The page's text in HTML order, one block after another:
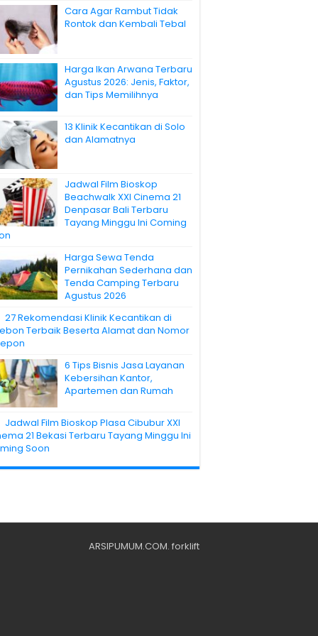
Cara Agar Rambut Tidak
Rontok dan Kembali Tebal
Harga Ikan Arwana Terbaru
Agustus 2026: Jenis, Faktor,
dan Tips Memilihnya
13 Klinik Kecantikan di Solo
dan Alamatnya
Jadwal Film Bioskop
Beachwalk XXI Cinema 21
Denpasar Bali Terbaru
Tayang Minggu Ini Coming
Harga Sewa Tenda
Pernikahan Sederhana dan
Tenda Camping Terbaru
Agustus 2026
27 Rekomendasi Klinik Kecantikan di
Terbaik Beserta Alamat dan Nomor
6 Tips Bisnis Jasa Layanan
Kebersihan Kantor,
Apartemen dan Rumah
Jadwal Film Bioskop Plasa Cibubur XXI
21 Bekasi Terbaru Tayang Minggu Ini
Soon
ARSIPUMUM.COM. forklift